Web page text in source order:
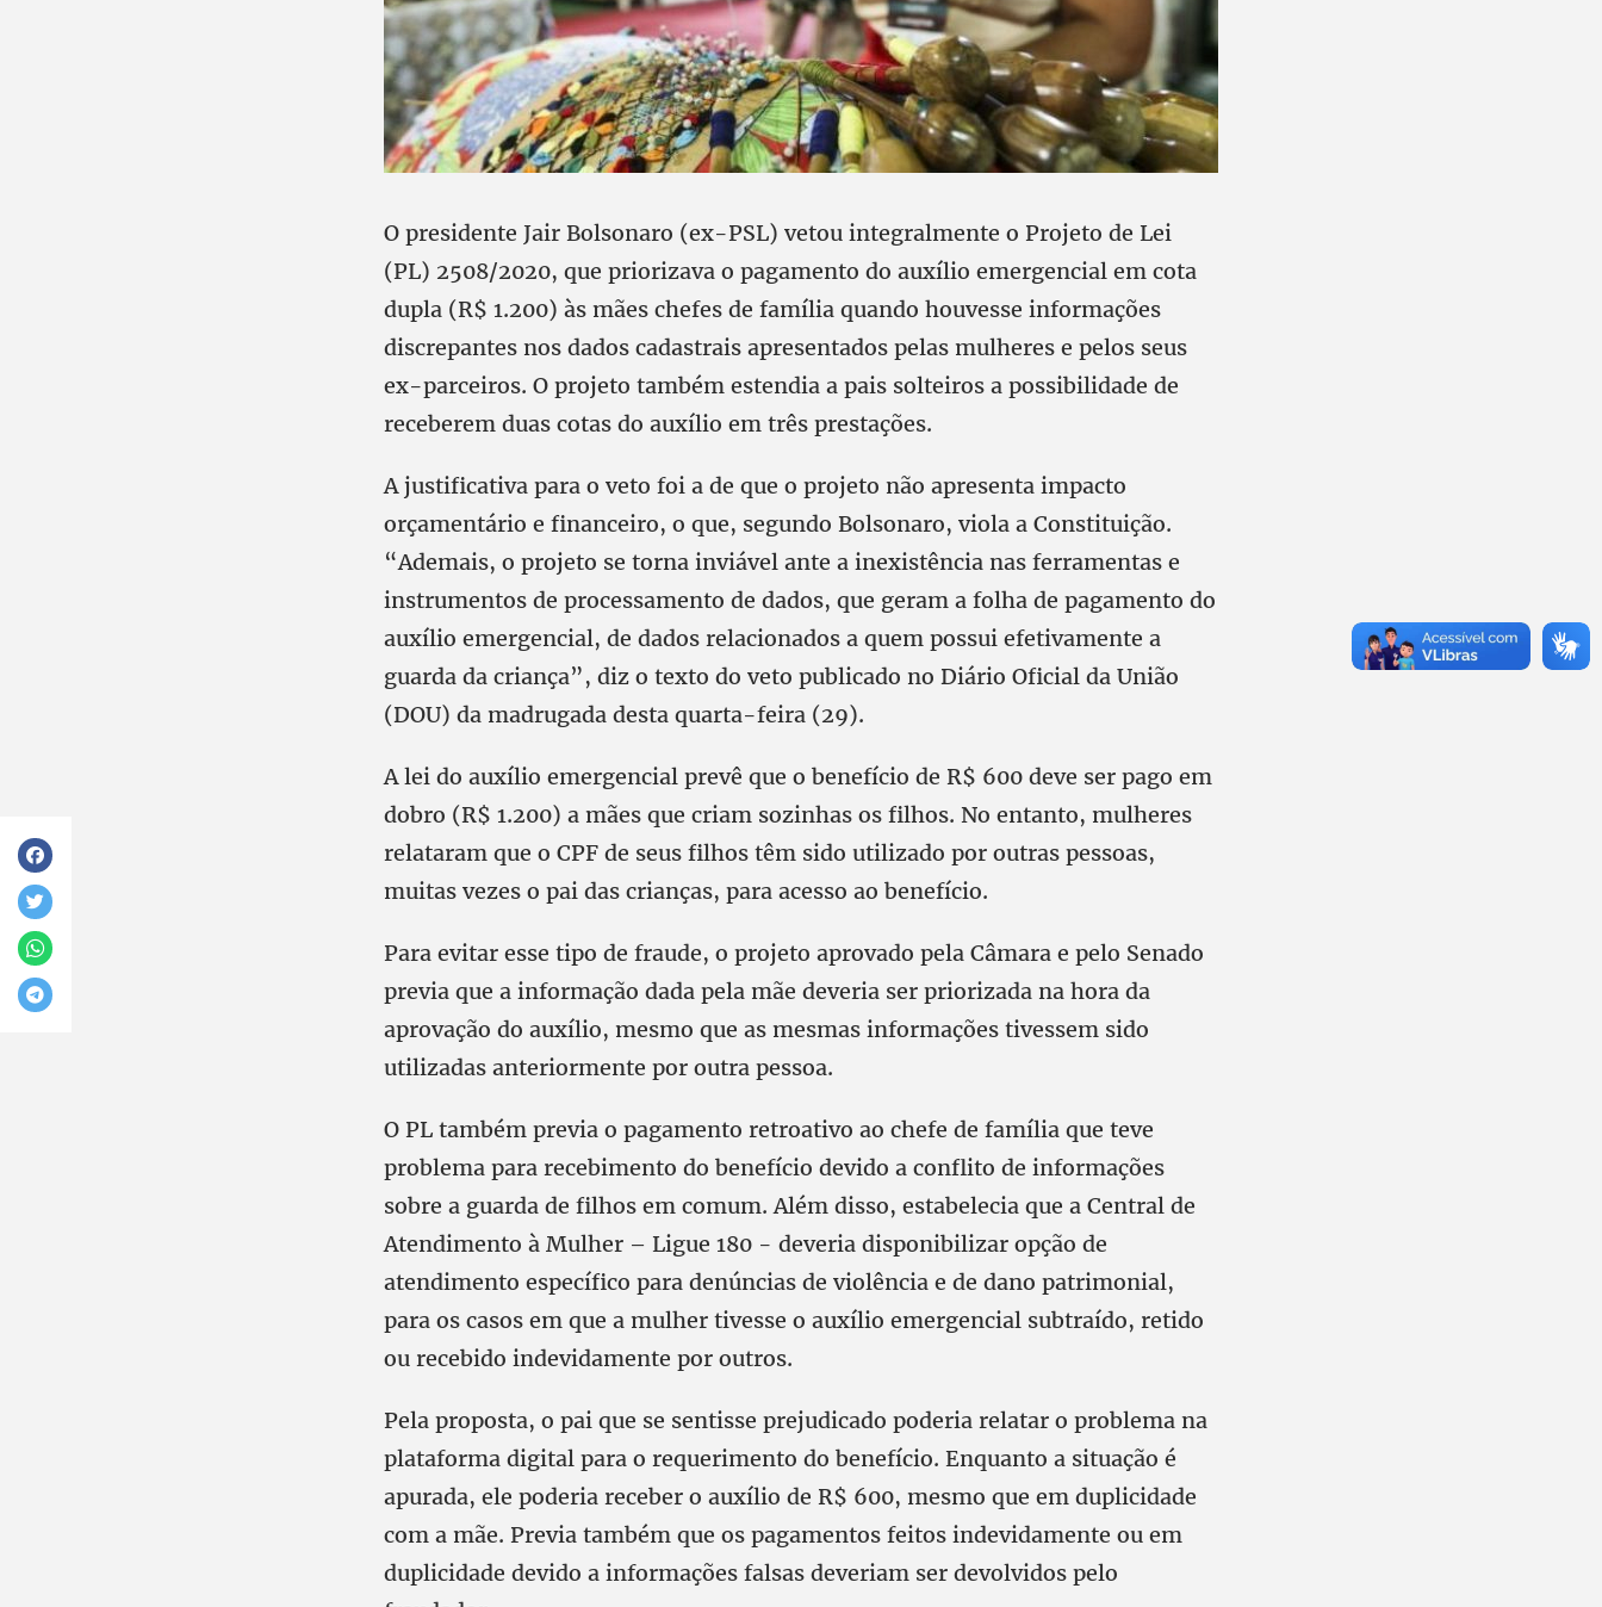
O presidente Jair Bolsonaro (ex-PSL) vetou integralmente o Projeto de Lei
(PL) 2508/2020, que priorizava o pagamento do auxílio emergencial em cota
dupla (R$ 1.200) às mães chefes de família quando houvesse informações
discrepantes nos dados cadastrais apresentados pelas mulheres e pelos seus
ex-parceiros. O projeto também estendia a pais solteiros a possibilidade de
receberem duas cotas do auxílio em três prestações.
A justificativa para o veto foi a de que o projeto não apresenta impacto
orçamentário e financeiro, o que, segundo Bolsonaro, viola a Constituição.
“Ademais, o projeto se torna inviável ante a inexistência nas ferramentas e
instrumentos de processamento de dados, que geram a folha de pagamento do
auxílio emergencial, de dados relacionados a quem possui efetivamente a
guarda da criança”, diz o texto do veto publicado no Diário Oficial da União
(DOU) da madrugada desta quarta-feira (29).
A lei do auxílio emergencial prevê que o benefício de R$ 600 deve ser pago em
dobro (R$ 1.200) a mães que criam sozinhas os filhos. No entanto, mulheres
relataram que o CPF de seus filhos têm sido utilizado por outras pessoas,
muitas vezes o pai das crianças, para acesso ao benefício.
Para evitar esse tipo de fraude, o projeto aprovado pela Câmara e pelo Senado
previa que a informação dada pela mãe deveria ser priorizada na hora da
aprovação do auxílio, mesmo que as mesmas informações tivessem sido
utilizadas anteriormente por outra pessoa.
O PL também previa o pagamento retroativo ao chefe de família que teve
problema para recebimento do benefício devido a conflito de informações
sobre a guarda de filhos em comum. Além disso, estabelecia que a Central de
Atendimento à Mulher – Ligue 180 - deveria disponibilizar opção de
atendimento específico para denúncias de violência e de dano patrimonial,
para os casos em que a mulher tivesse o auxílio emergencial subtraído, retido
ou recebido indevidamente por outros.
Pela proposta, o pai que se sentisse prejudicado poderia relatar o problema na
plataforma digital para o requerimento do benefício. Enquanto a situação é
apurada, ele poderia receber o auxílio de R$ 600, mesmo que em duplicidade
com a mãe. Previa também que os pagamentos feitos indevidamente ou em
duplicidade devido a informações falsas deveriam ser devolvidos pelo